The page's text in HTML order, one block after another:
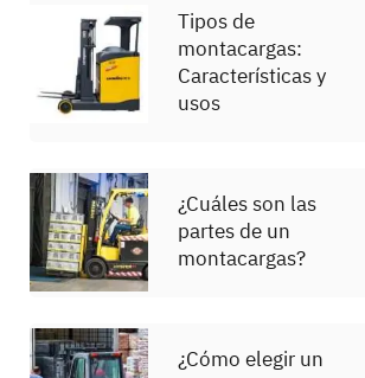
Tipos de
montacargas:
Características y
usos
¿Cuáles son las
partes de un
montacargas?
¿Cómo elegir un